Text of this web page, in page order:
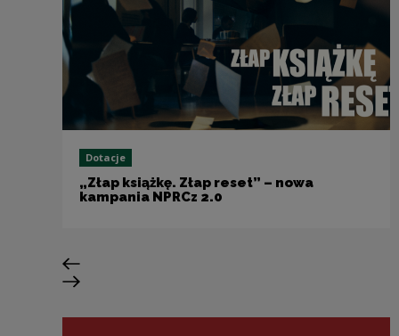
Dotacje
„Złap książkę. Złap reset” – nowa
kampania NPRCz 2.0
Poprzedni slajd
Następny slajd